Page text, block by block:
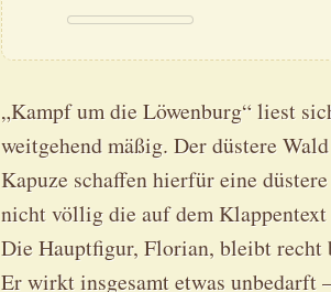
„Kampf um die Löwenburg“ liest
weitgehend mäßig. Der düstere
Kapuze schaffen hierfür eine
nicht völlig die auf dem Klappentext
Die Hauptfigur, Florian, bleibt recht
Er wirkt insgesamt etwas unbedarft